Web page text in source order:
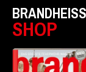
BRANDHEISS
SHOP